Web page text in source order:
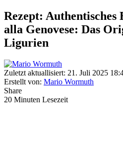
Rezept: Authentisches
alla Genovese: Das
Ligurien
Zuletzt aktuallisiert: 21. Juli 2025
Erstellt von: Mario Wormuth
Share
20 Minuten Lesezeit